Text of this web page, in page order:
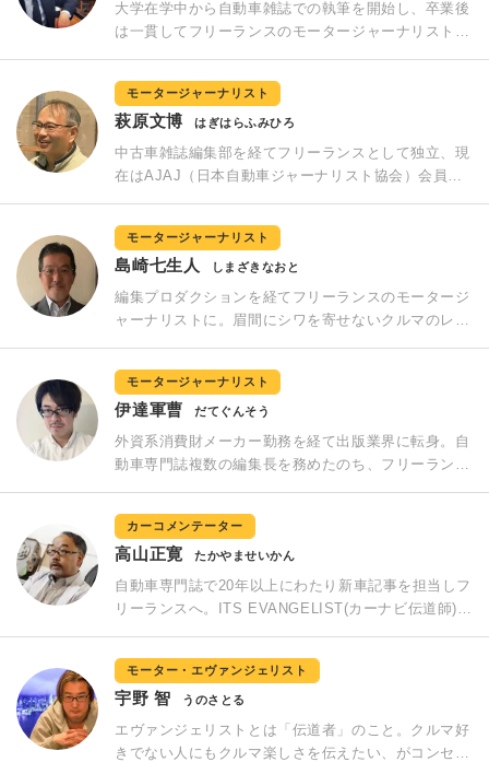
大学在学中から自動車雑誌での執筆を開始し、卒業後
は一貫してフリーランスのモータージャーナリストと
どうか」という評価軸での評論にはファンが多い。現
在はテレビ神奈川「クルマでいこう！」に出演中。
AJAJ（日本自動車ジャーナリスト協会）理事。日本
カーオブザイヤー選考委員・ワールドカーアワード選
考委員・ワールドエンジンオブザイヤー選考委員。
モータージャーナリスト
萩原文博 はぎはらふみひろ
中古車雑誌編集部を経てフリーランスとして独立、現
在はAJAJ（日本自動車ジャーナリスト協会）会員と
車両を借り出している男として業界で有名だ。もとも
と走り屋だけに走行性能の評価は得意。それだけでな
く長年の中古車相場の研究で培った、人気車種の動向
や流行りの装備の価値評価などを加味した、総合的に
買いのクルマ・グレードの紹介をモットーとしてい
モータージャーナリスト
島崎七生人 しまざきなおと
編集プロダクションを経てフリーランスのモータージ
ャーナリストに。眉間にシワを寄せないクルマのレポ
心を持ち、その業界有数の観察眼から投げかけられる
必要以上に細かい、いや鋭い質問は広報担当者を震え
上がらせることもしばしば。 クルマ以外の趣味はカ
メラ、オーディオ、柴犬の飼育ほか。AJAJ（日本自
動車ジャーナリスト協会）会員、日本カー・オブ・
モータージャーナリスト
伊達軍曹 だてぐんそう
外資系消費財メーカー勤務を経て出版業界に転身。自
動車専門誌複数の編集長を務めたのち、フリーランス
メディア多数で新車および中古車の取材記事を執筆し
ている。愛猫家。
カーコメンテーター
高山正寛 たかやませいかん
自動車専門誌で20年以上にわたり新車記事を担当しフ
リーランスへ。ITS EVANGELIST(カーナビ伝道師)と
安全技術、カーセキュリティも含めたカーコメンテー
ターとして活躍。AJAJ(日本自動車ジャーナリスト協
会)会員、2017-2018日本カー・オブ・ザ・イヤー選考
委員を務める。
モーター・エヴァンジェリスト
宇野 智 うのさとる
エヴァンジェリストとは「伝道者」のこと。クルマ好
きでない人にもクルマ楽しさを伝えたい、がコンセプ